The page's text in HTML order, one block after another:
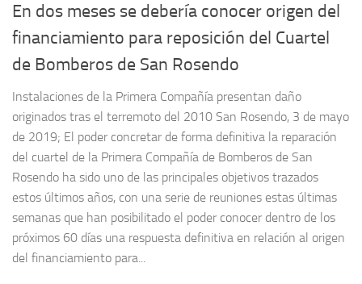
En dos meses se debería conocer origen del
financiamiento para reposición del Cuartel
de Bomberos de San Rosendo
Instalaciones de la Primera Compañía presentan daño
originados tras el terremoto del 2010 San Rosendo, 3 de mayo
de 2019; El poder concretar de forma definitiva la reparación
del cuartel de la Primera Compañía de Bomberos de San
Rosendo ha sido uno de las principales objetivos trazados
estos últimos años, con una serie de reuniones estas últimas
semanas que han posibilitado el poder conocer dentro de los
próximos 60 días una respuesta definitiva en relación al origen
del financiamiento para...